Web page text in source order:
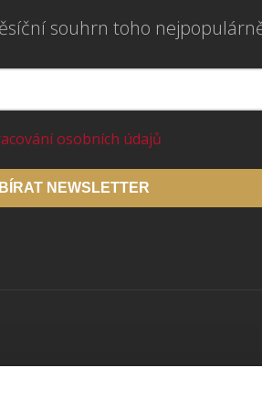
souhrn toho
osobních údajů
NEWSLETTER